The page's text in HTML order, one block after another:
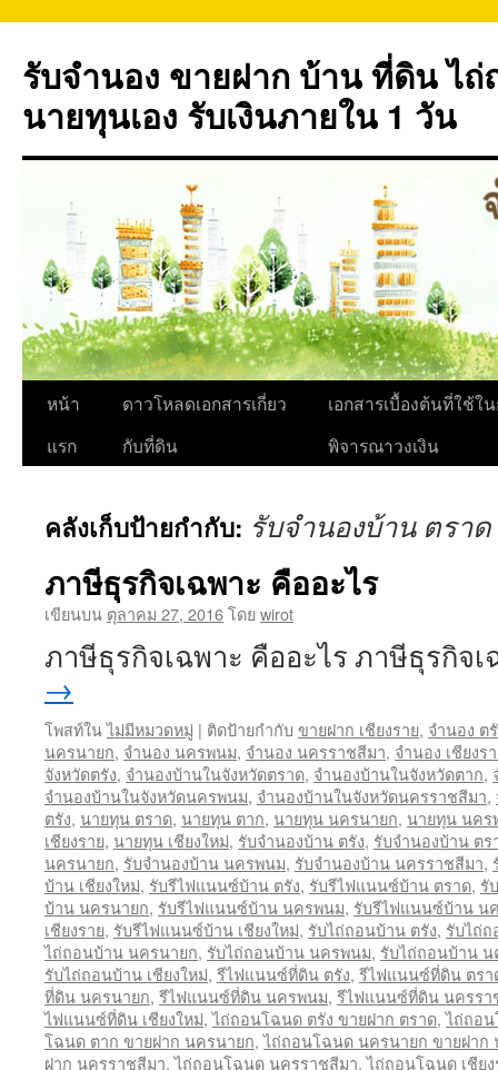
ยัง
เนื้อหา
รับจำนอง ขายฝาก บ้าน ที่ดิน ไ
นายทุนเอง รับเงินภายใน 1 วัน
หน้า
แรก
ดาวโหลดเอกสารเกี่ยว
กับที่ดิน
เอกสารเบื้องต้นที่ใช้ใ
พิจารณาวงเงิน
คลังเก็บป้ายกำกับ: รับจำนองบ้าน ตราด
ภาษีธุรกิจเฉพาะ คืออะไร
เขียนบน ตุลาคม 27, 2016โดยwirot
ภาษีธุรกิจเฉพาะ คืออะไร ภาษีธุรกิจ
→
โพสท์ในไม่มีหมวดหมู่ | ติดป้ายกำกับ ขายฝาก เชียงราย, จำนอง ต
นครนายก, จำนอง นครพนม, จำนอง นครราชสีมา, จำนอง เชียงร
จังหวัดตรัง, จำนองบ้านในจังหวัดตราด, จำนองบ้านในจังหวัดตาก,
จำนองบ้านในจังหวัดนครพนม, จำนองบ้านในจังหวัดนครราชสีมา,
ตรัง, นายทุน ตราด, นายทุน ตาก, นายทุน นครนายก, นายทุน นคร
เชียงราย, นายทุน เชียงใหม่, รับจำนองบ้าน ตรัง, รับจำนองบ้าน ตร
นครนายก, รับจำนองบ้าน นครพนม, รับจำนองบ้าน นครราชสีมา,
บ้าน เชียงใหม่, รับรีไฟแนนซ์บ้าน ตรัง, รับรีไฟแนนซ์บ้าน ตราด, รั
บ้าน นครนายก, รับรีไฟแนนซ์บ้าน นครพนม, รับรีไฟแนนซ์บ้าน น
เชียงราย, รับรีไฟแนนซ์บ้าน เชียงใหม่, รับไถ่ถอนบ้าน ตรัง, รับไถ่
ไถ่ถอนบ้าน นครนายก, รับไถ่ถอนบ้าน นครพนม, รับไถ่ถอนบ้าน
รับไถ่ถอนบ้าน เชียงใหม่, รีไฟแนนซ์ที่ดิน ตรัง, รีไฟแนนซ์ที่ดิน ตรา
ที่ดิน นครนายก, รีไฟแนนซ์ที่ดิน นครพนม, รีไฟแนนซ์ที่ดิน นครรา
ไฟแนนซ์ที่ดิน เชียงใหม่,ไถ่ถอนโฉนด ตรัง ขายฝาก ตราด,ไถ่ถอ
โฉนด ตาก ขายฝาก นครนายก,ไถ่ถอนโฉนด นครนายก ขายฝาก
ฝาก นครราชสีมา,ไถ่ถอนโฉนด นครราชสีมา,ไถ่ถอนโฉนด เชียง